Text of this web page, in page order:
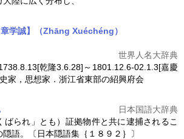
章学誠】（Zhāng Xuéchéng）
世界人名大辞典
乾隆3.6.28]～1801.12.6-02.1.3[嘉慶
家，思想家．浙江省東部の紹興府会
日本国語大辞典
ばられ」とも）証拠物件と共に逮捕されるこ
語。〔日本隠語集｛１８９２｝〕